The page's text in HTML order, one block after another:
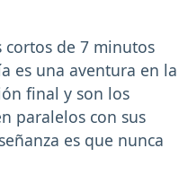
cortos de 7 minutos
es una aventura en la
final y son los
paralelos con sus
es que nunca